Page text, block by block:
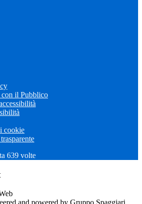
il Pubblico
cookie
639 volte
and powered by Gruppo Spaggiari